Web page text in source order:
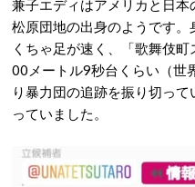
兼子エディはアメリカと日
松原団地の出身のようです
くちゃ足が速く、「歌舞伎
00メートル9秒台くらい（世
り暴力団の追跡を振り切っ
っていました。